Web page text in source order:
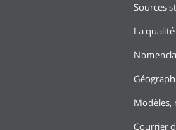
Sources
La
Modèles,
Courrier